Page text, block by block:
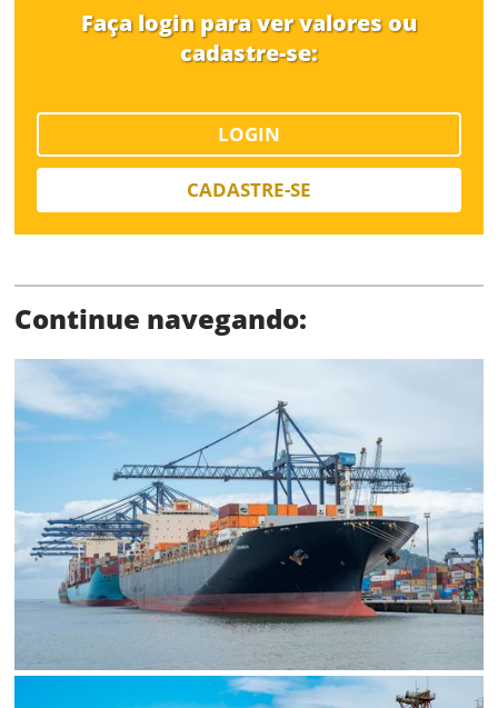
Faça login para ver valores ou
cadastre-se:
LOGIN
CADASTRE-SE
Continue navegando:
ENTRAR
SALVAR